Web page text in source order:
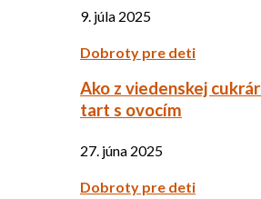
9. júla 2025
Dobroty pre deti
Ako z viedenskej
tart s ovocím
27. júna 2025
Dobroty pre deti